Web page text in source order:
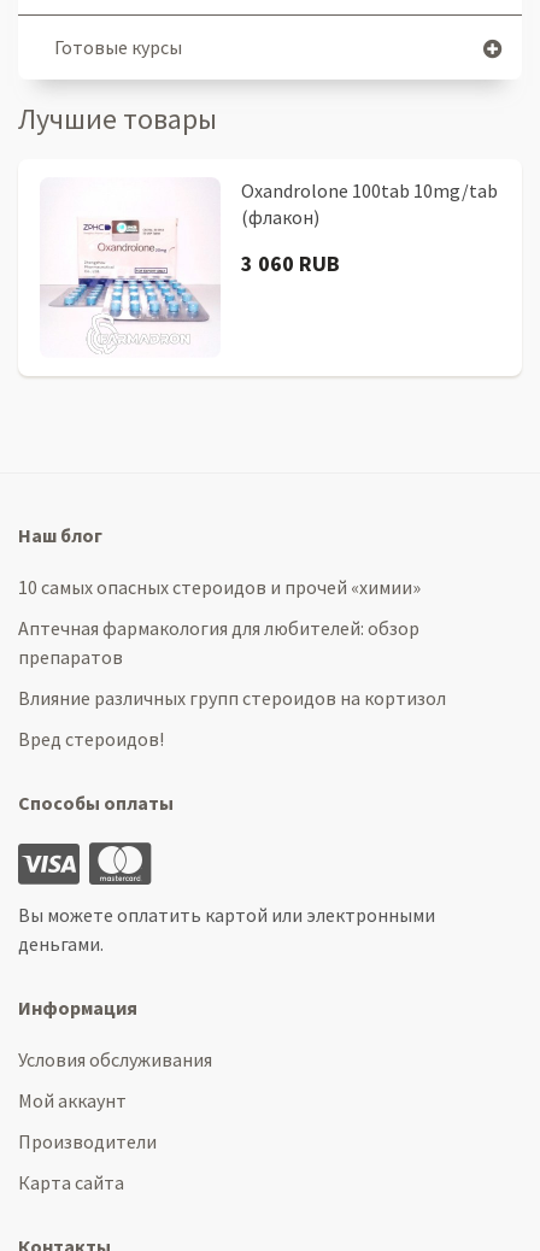
Готовые курсы
Лучшие товары
Oxandrolone 100tab 10mg/tab
(флакон)
3 060 RUB
Наш блог
10 самых опасных стероидов и прочей «химии»
Аптечная фармакология для любителей: обзор
препаратов
Влияние различных групп стероидов на кортизол
Вред стероидов!
Способы оплаты
Вы можете оплатить картой или электронными
деньгами.
Информация
Условия обслуживания
Мой аккаунт
Производители
Карта сайта
Контакты